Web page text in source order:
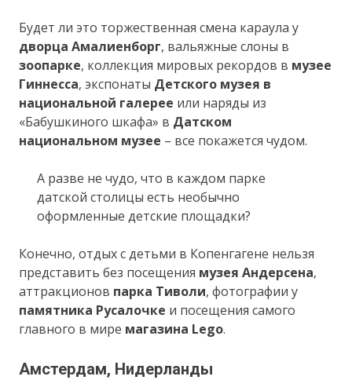
Будет ли это торжественная смена караула у
дворца Амалиенборг, вальяжные слоны в
зоопарке, коллекция мировых рекордов в музее
Гиннесса, экспонаты Детского музея в
национальной галерее или наряды из
«Бабушкиного шкафа» в Датском
национальном музее – все покажется чудом.
А разве не чудо, что в каждом парке
датской столицы есть необычно
оформленные детские площадки?
Конечно, отдых с детьми в Копенгагене нельзя
представить без посещения музея Андерсена,
аттракционов парка Тиволи, фотографии у
памятника Русалочке и посещения самого
главного в мире магазина Lego.
Амстердам, Нидерланды